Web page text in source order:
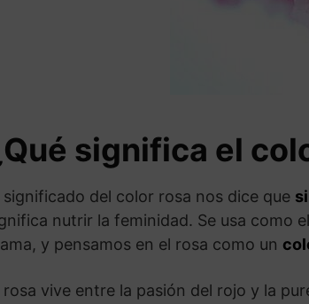
significa el
significado del color rosa nos dice que
nutrir la feminidad. Se usa como
y ​​pensamos en el rosa como un
rosa vive entre la pasión del rojo y la